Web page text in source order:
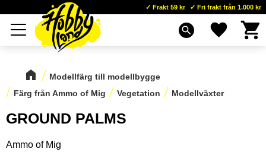
Meny
Frakt 59 kr Fri frakt från 1.000 kr
search Favoriter
Modellfärg till modellbygge
Färg från Ammo of Mig
Vegetation Modellväxter
GROUND PALMS
Ammo of Mig